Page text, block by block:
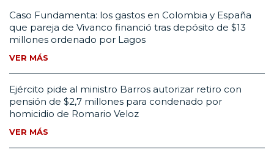
Caso Fundamenta: los gastos en Colombia y España
que pareja de Vivanco financió tras depósito de $13
millones ordenado por Lagos
VER MÁS
Ejército pide al ministro Barros autorizar retiro con
pensión de $2,7 millones para condenado por
homicidio de Romario Veloz
VER MÁS